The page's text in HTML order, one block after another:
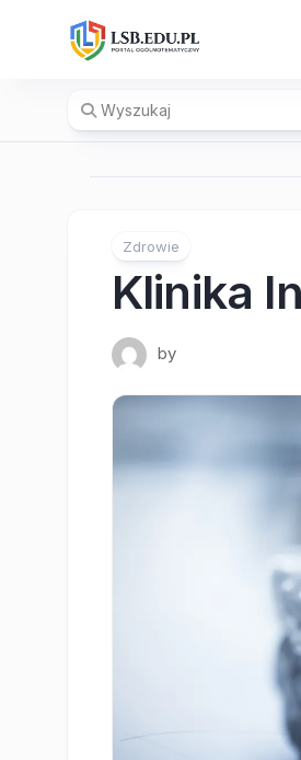
Zdrowie
Klinika
by